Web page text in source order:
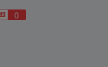
0